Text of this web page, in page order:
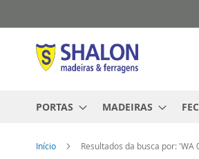
para
o
conteúdo
PORTAS MADEIRAS
Início Resultados da busca por: